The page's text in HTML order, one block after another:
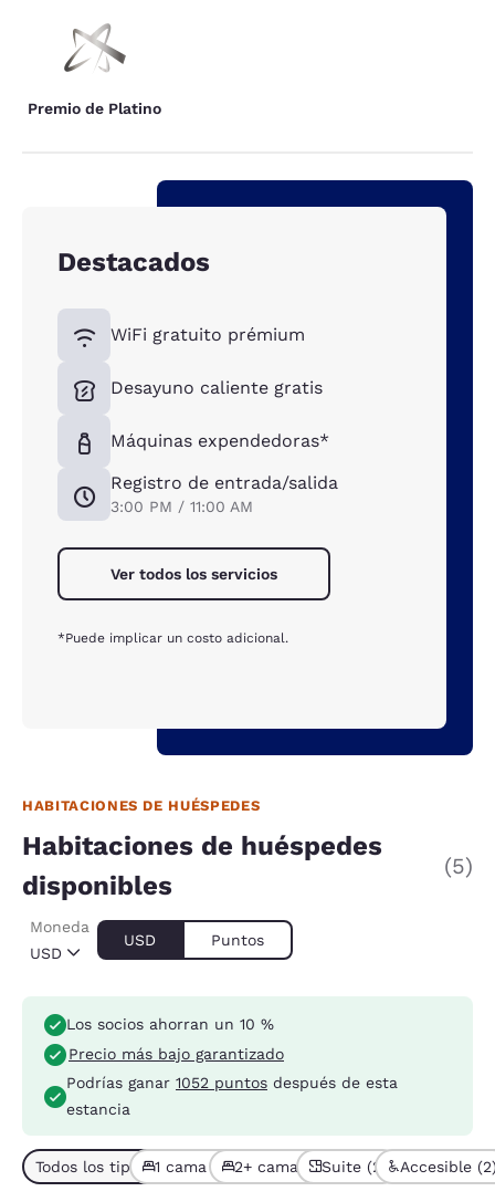
Premio de Platino
Destacados
WiFi gratuito prémium
Desayuno caliente gratis
Máquinas expendedoras*
Registro de entrada/salida
3:00 PM / 11:00 AM
Ver todos los servicios
*Puede implicar un costo adicional.
HABITACIONES DE HUÉSPEDES
Habitaciones de huéspedes
disponibles
(5)
USD
Moneda
USD Puntos
Los socios ahorran un 10 %
Precio más bajo garantizado
Podrías ganar 1052 puntos después de esta
estancia
Todos los tipos de habitación (5)
1 cama (3)2+ camas (2)Suite (2) Accesible